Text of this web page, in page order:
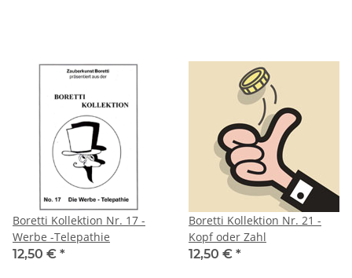
Boretti Kollektion Nr. 17 -
Werbe -Telepathie
12,50 € *
Boretti Kollektion Nr. 21 -
Kopf oder Zahl
12,50 € *